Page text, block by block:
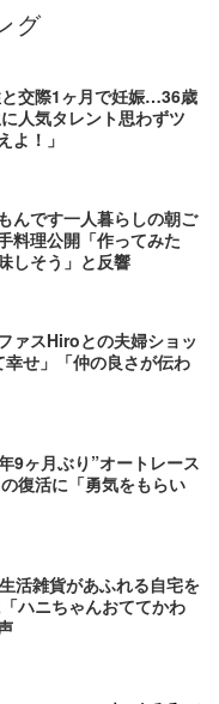
グ
交際1ヶ月で妊娠…36歳
人気タレント思わずツ
よ！」
んです一人暮らしの朝ご
料理公開「作ってみた
しそう」と反響
ァスHiroとの夫婦ショッ
幸せ」「仲の良さが伝わ
9ヶ月ぶり”オートレース
復活に「勇気をもらい
活雑貨があふれる自宅を
ハニちゃんおててかわ